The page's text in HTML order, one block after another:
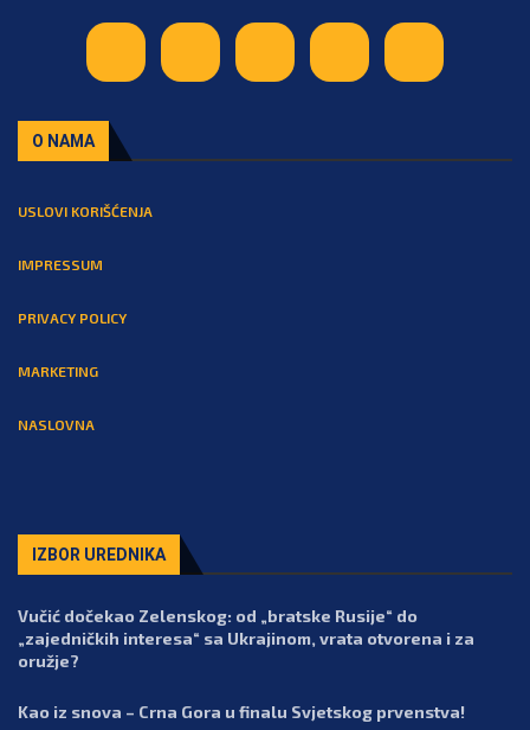
O NAMA
USLOVI KORIŠĆENJA
IMPRESSUM
PRIVACY POLICY
MARKETING
NASLOVNA
IZBOR UREDNIKA
Vučić dočekao Zelenskog: od „bratske Rusije“ do
„zajedničkih interesa“ sa Ukrajinom, vrata otvorena i za
oružje?
Kao iz snova – Crna Gora u finalu Svjetskog prvenstva!